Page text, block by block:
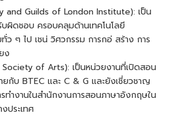
and Guilds of London Institute): เป็น
ผิดชอบ ครอบคลุมด้านเทคโนโลยี
ว ๆ ไป เชน่ วิศวกรรม การกอ่ สร้าง การ
ง
Society of Arts): เป็นหน่วยงานที่เปิดสอน
กับ BTEC และ C & G และยังเชี่ยวชาญ
ทำงานในสำนักงานการสอนภาษาอังกฤษใน
ประเทศ